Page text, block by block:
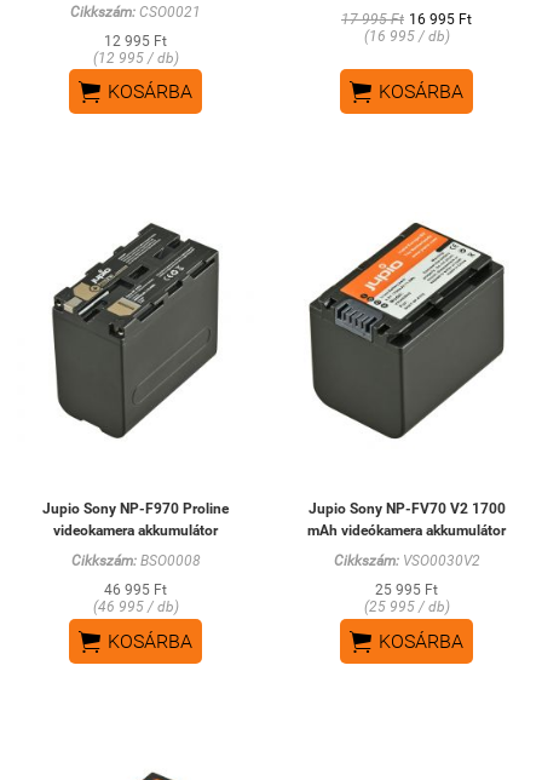
Cikkszám: CSO0021
12 995 Ft
(12 995 / db)
 KOSÁRBA
17 995 Ft 16 995 Ft
(16 995 / db)
 KOSÁRBA
Jupio Sony NP-F970 Proline
videokamera akkumulátor
Cikkszám:BSO0008
46 995 Ft
(46 995 / db)
 KOSÁRBA
Jupio Sony NP-FV70 V2 1700
mAh videókamera akkumulátor
Cikkszám:VSO0030V2
25 995 Ft
(25 995 / db)
 KOSÁRBA